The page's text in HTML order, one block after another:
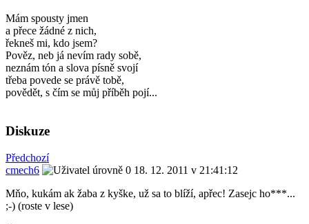
Mám spousty jmen
a přece žádné z nich,
řekneš mi, kdo jsem?
Pověz, neb já nevím rady sobě,
neznám tón a slova písně svojí
třeba povede se právě tobě,
povědět, s čím se můj příběh pojí...
Diskuze
Předchozí
cmech6
18. 12. 2011 v 21:41:12
Mňo, kukám ak žaba z kyške, už sa to blíží, apřec! Zasejc ho***...
;-) (roste v lese)